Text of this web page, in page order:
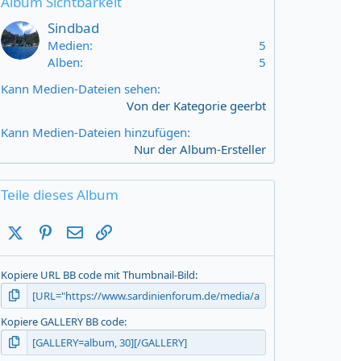
Sindbad
Medien
5
Alben
5
Kann Medien-Dateien sehen
Von der Kategorie geerbt
Kann Medien-Dateien hinzufügen
Nur der Album-Ersteller
Teile dieses Album
X (Twitter)Pinterest
E-Mail
Kopiere URL BB code mit Thumbnail-Bild
Kopiere GALLERY BB code